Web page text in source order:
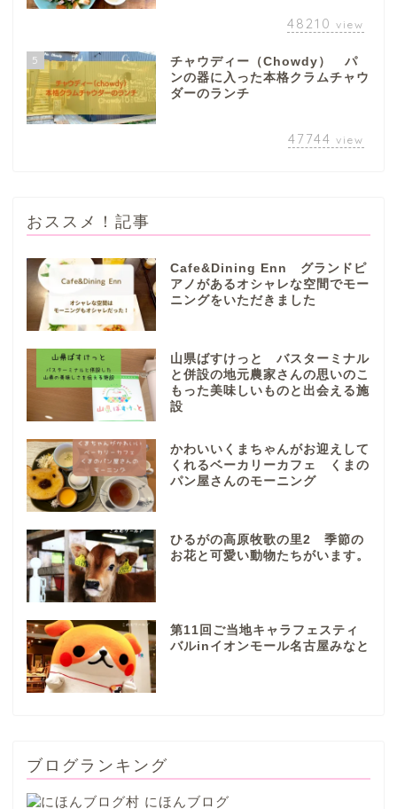
48210 view
5
チャウディー（Chowdy） パ
ンの器に入った本格クラムチャウ
ダーのランチ
47744 view
おススメ！記事
Cafe&Dining Enn グランドピ
アノがあるオシャレな空間でモー
ニングをいただきました
山県ばすけっと バスターミナル
と併設の地元農家さんの思いのこ
もった美味しいものと出会える施
設
かわいいくまちゃんがお迎えして
くれるベーカリーカフェ くまの
パン屋さんのモーニング
ひるがの高原牧歌の里2 季節の
お花と可愛い動物たちがいます。
第11回ご当地キャラフェスティ
バルinイオンモール名古屋みなと
ブログランキング
ぎふまるけとは。
ぎふまるけ内の記事と写真
（画像）＆掲載情報につい
ての注意事項など
岐阜地域
岐阜市
各務原市
山県市